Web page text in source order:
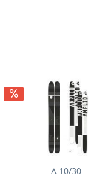
A 10/30